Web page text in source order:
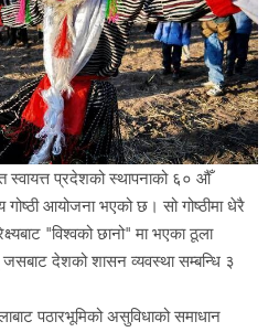
स्वायत्त प्रदेशको स्थापनाको ६० औँ
गोष्ठी आयोजना भएको छ। सो गोष्ठीमा धेरै
"विश्वको छानो" मा भएका ठूला
देशको शासन व्यवस्था सम्बन्धि ३
पठारभूमिको असुविधाको समाधान